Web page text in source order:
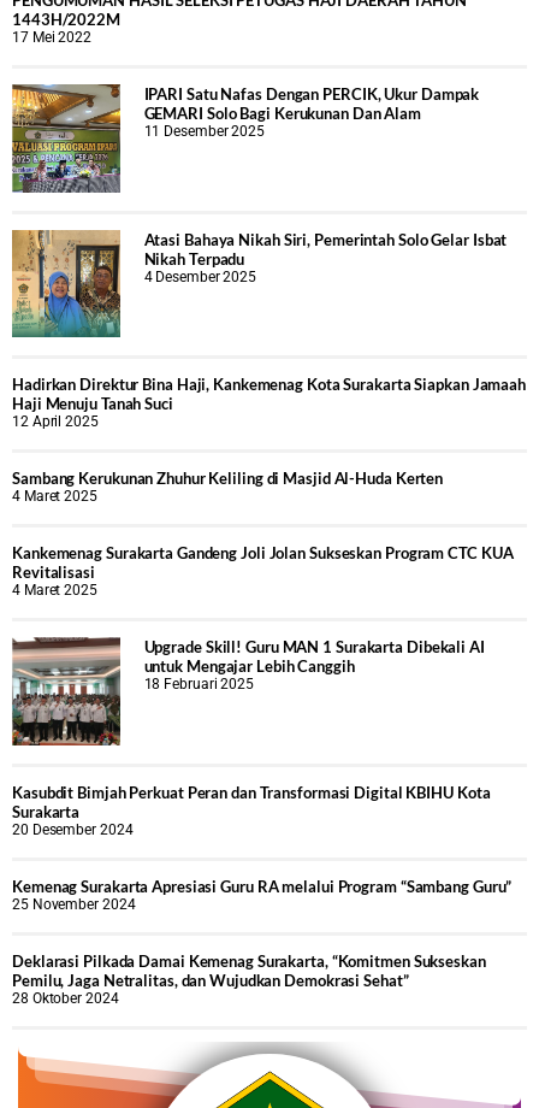
1443H/2022M
17 Mei 2022
IPARI Satu Nafas Dengan PERCIK, Ukur Dampak
GEMARI Solo Bagi Kerukunan Dan Alam
11 Desember 2025
Atasi Bahaya Nikah Siri, Pemerintah Solo Gelar Isbat
Nikah Terpadu
4 Desember 2025
Hadirkan Direktur Bina Haji, Kankemenag Kota Surakarta Siapkan Jamaah
Haji Menuju Tanah Suci
12 April 2025
Sambang Kerukunan Zhuhur Keliling di Masjid Al-Huda Kerten
4 Maret 2025
Kankemenag Surakarta Gandeng Joli Jolan Sukseskan Program CTC KUA
Revitalisasi
4 Maret 2025
Upgrade Skill! Guru MAN 1 Surakarta Dibekali AI
untuk Mengajar Lebih Canggih
18 Februari 2025
Kasubdit Bimjah Perkuat Peran dan Transformasi Digital KBIHU Kota
Surakarta
20 Desember 2024
Kemenag Surakarta Apresiasi Guru RA melalui Program “Sambang Guru”
25 November 2024
Deklarasi Pilkada Damai Kemenag Surakarta, “Komitmen Sukseskan
Pemilu, Jaga Netralitas, dan Wujudkan Demokrasi Sehat”
28 Oktober 2024